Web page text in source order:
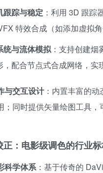
跟踪与稳定 ：利用 3D 跟踪
特效合成（如添加虚拟角
统与流体模拟：支持创建烟
，配合节点式合成网络，实
与交互设计：内置丰富的动
；同时提供矢量绘图工具
正：电影级调色的行业
科学体系：基于传奇的